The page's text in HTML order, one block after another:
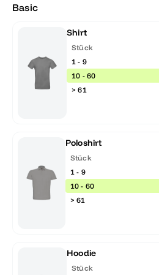
Basic
Shirt
Stück
1 - 9
10 - 60
> 61
Poloshirt
Stück
1 - 9
10 - 60
> 61
Hoodie
Stück